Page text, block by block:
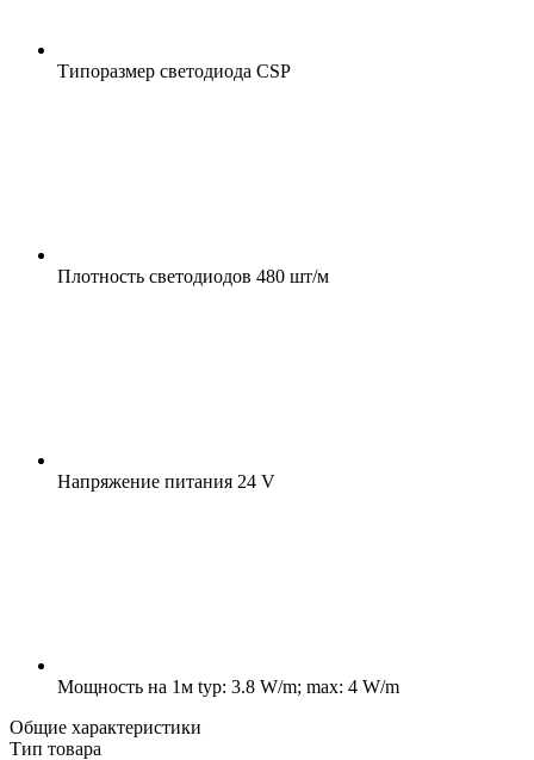
Типоразмер светодиода CSP
Плотность светодиодов 480 шт/м
Напряжение питания 24 V
Мощность на 1м typ: 3.8 W/m; max: 4 W/m
Общие характеристики
Тип товара